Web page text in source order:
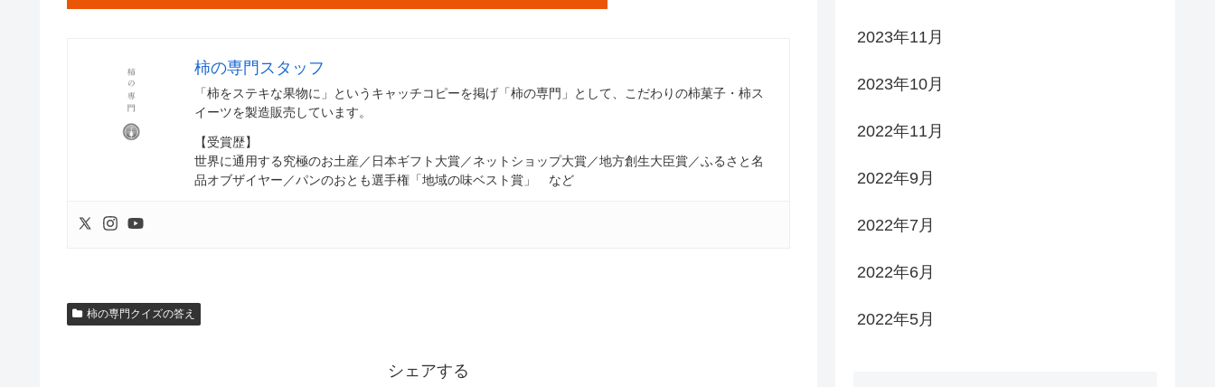
柿の専門スタッフ
「柿をステキな果物に」というキャッチコピーを掲げ「柿の専門」として、こだわりの柿菓子・柿ス
イーツを製造販売しています。
【受賞歴】
世界に通用する究極のお土産／日本ギフト大賞／ネットショップ大賞／地方創生大臣賞／ふるさと名
品オブザイヤー／パンのおとも選手権「地域の味ベスト賞」 など
柿の専門クイズの答え
シェアする
2023年11月
2023年10月
2022年11月
2022年9月
2022年7月
2022年6月
2022年5月